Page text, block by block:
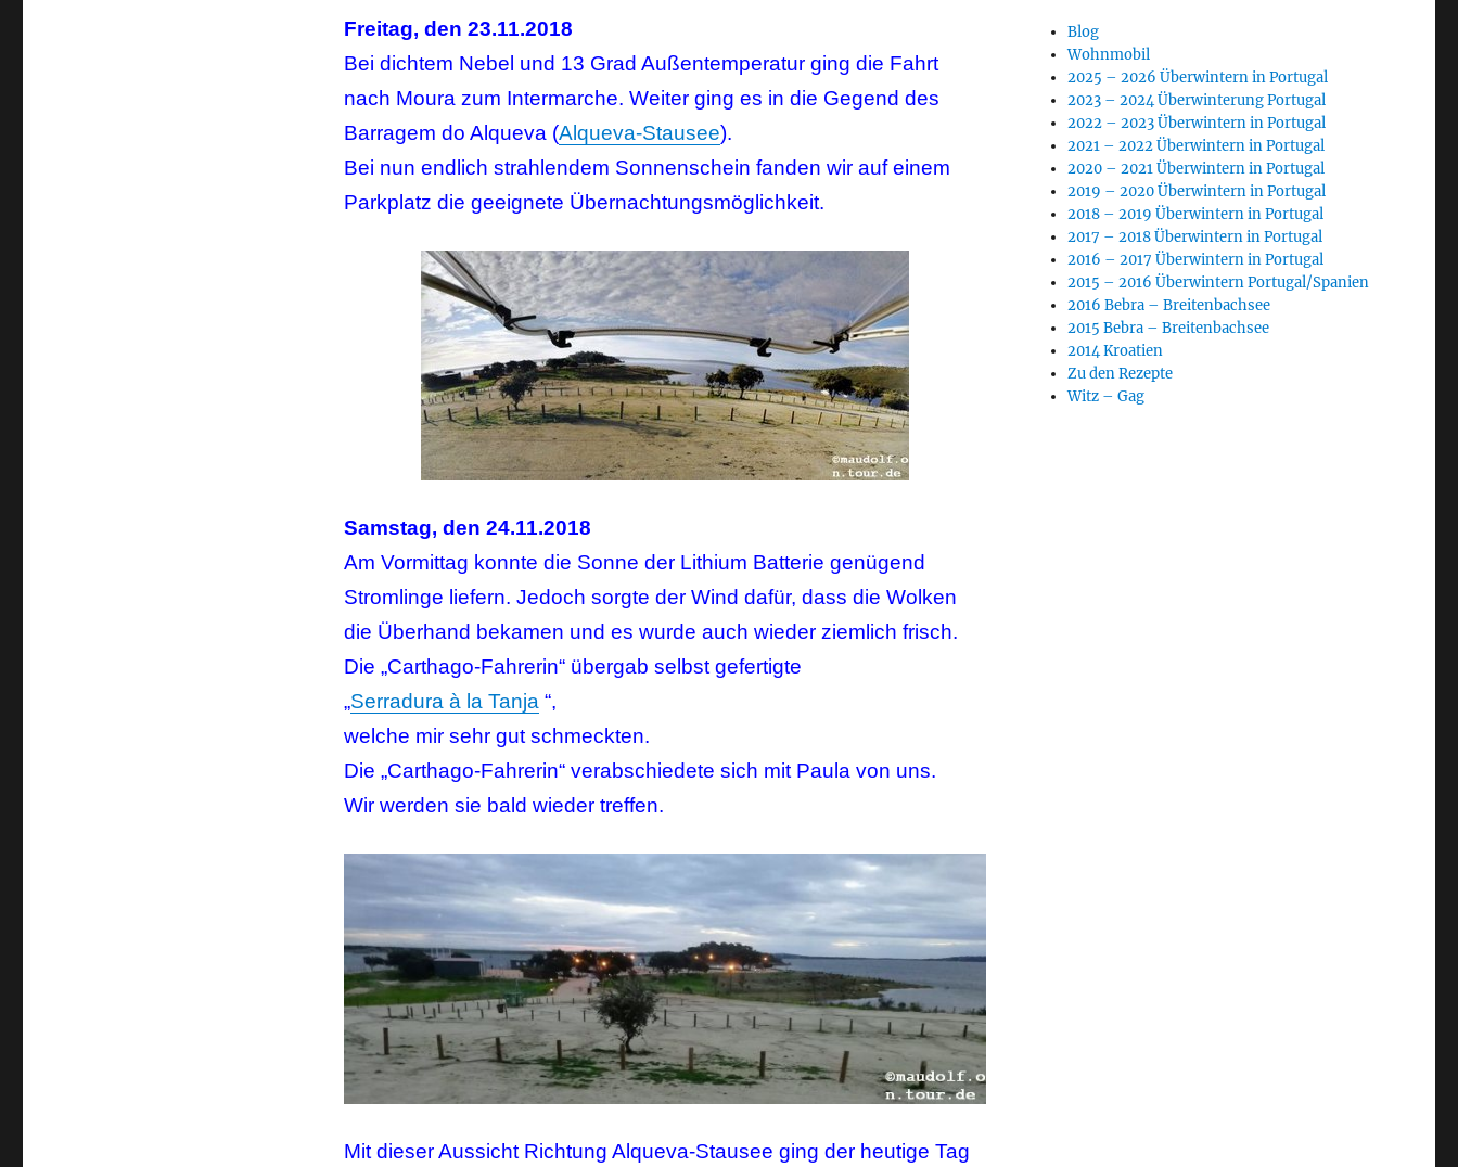
Freitag, den 23.11.2018
Bei dichtem Nebel und 13 Grad Außentemperatur ging die Fahrt
nach Moura zum Intermarche. Weiter ging es in die Gegend des
Barragem do Alqueva (Alqueva-Stausee).
Bei nun endlich strahlendem Sonnenschein fanden wir auf einem
Parkplatz die geeignete Übernachtungsmöglichkeit.
Samstag, den 24.11.2018
Am Vormittag konnte die Sonne der Lithium Batterie genügend
Stromlinge liefern. Jedoch sorgte der Wind dafür, dass die Wolken
die Überhand bekamen und es wurde auch wieder ziemlich frisch.
Die „Carthago-Fahrerin“ übergab selbst gefertigte
„Serradura à la Tanja“,
welche mir sehr gut schmeckten.
Die „Carthago-Fahrerin“ verabschiedete sich mit Paula von uns.
Wir werden sie bald wieder treffen.
Mit dieser Aussicht Richtung Alqueva-Stausee ging der heutige Tag
Blog
Wohnmobil
2025 – 2026 Überwintern in Portugal
2023 – 2024 Überwinterung Portugal
2022 – 2023 Überwintern in Portugal
2021 – 2022 Überwintern in Portugal
2020 – 2021 Überwintern in Portugal
2019 – 2020 Überwintern in Portugal
2018 – 2019 Überwintern in Portugal
2017 – 2018 Überwintern in Portugal
2016 – 2017 Überwintern in Portugal
2015 – 2016 Überwintern Portugal/Spanien
2016 Bebra – Breitenbachsee
2015 Bebra – Breitenbachsee
2014 Kroatien
Zu den Rezepte
Witz – Gag